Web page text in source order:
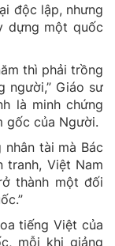
độc lập, nhưng
dựng một quốc
thì phải trồng
người,” Giáo sư
là minh chứng
gốc của Người.
nhân tài mà Bác
Việt Nam
thành một đối
tiếng Việt của
mỗi khi giảng